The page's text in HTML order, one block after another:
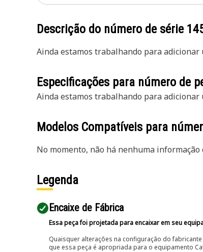
Descrição do número de série
Ainda estamos trabalhando para adicionar
Especificações para número de
Ainda estamos trabalhando para adicionar
Modelos Compatíveis para
No momento, não há nenhuma
Legenda
Encaixe de Fábrica
Essa peça foi projetada para encaixar em seu
Quaisquer alterações na configuração do
que essa peça é apropriada para o equipamento